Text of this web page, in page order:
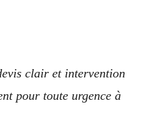
clair et intervention
pour toute urgence à